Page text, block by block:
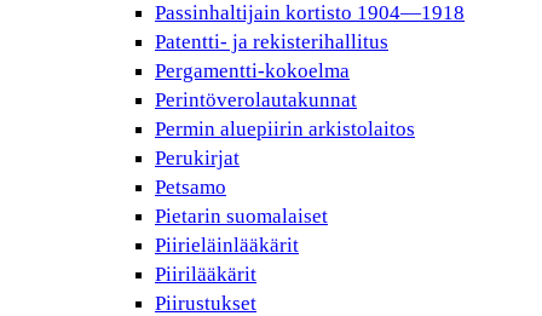
Passinhaltijain kortisto 1904—1918
Patentti- ja rekisterihallitus
Pergamentti-kokoelma
Perintöverolautakunnat
Permin aluepiirin arkistolaitos
Perukirjat
Petsamo
Pietarin suomalaiset
Piirieläinlääkärit
Piirilääkärit
Piirustukset